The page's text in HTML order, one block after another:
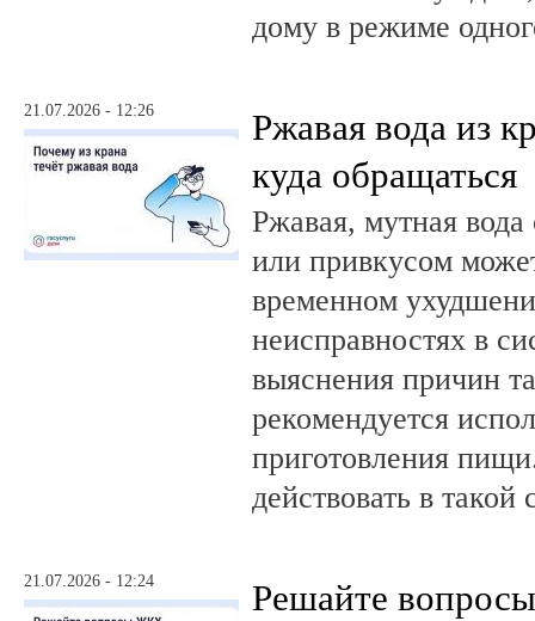
дому в режиме
21.07.2026 - 12:26
Ржавая вода из
куда обращаться
Ржавая, мутная
или привкусом
временном
неисправностях в
выяснения причин
рекомендуется
приготовления
действовать в такой
21.07.2026 - 12:24
Решайте